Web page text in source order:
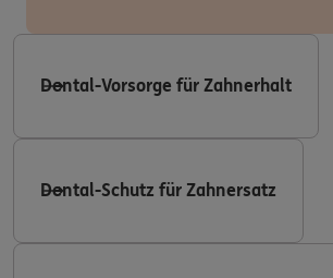
Dental-Vorsorge für Zahnerhalt
Dental-Schutz für Zahnersatz